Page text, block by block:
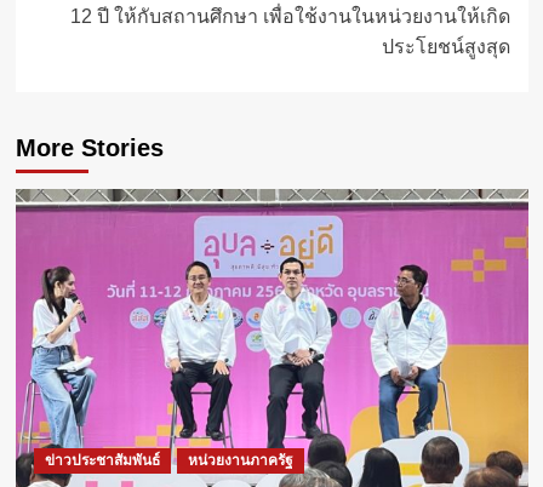
12 ปี ให้กับสถานศึกษา เพื่อใช้งานในหน่วยงานให้เกิด
ประโยชน์สูงสุด
More Stories
ข่าวประชาสัมพันธ์ หน่วยงานภาครัฐ